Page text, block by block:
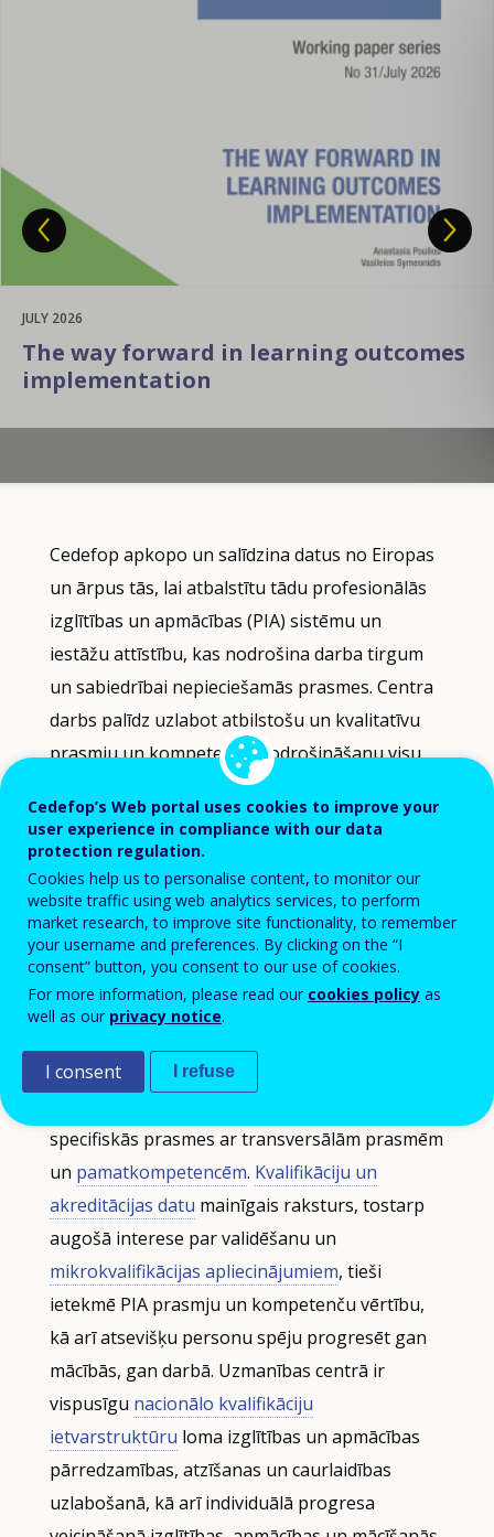
JULY 2026
Recognition and validation of foreign
VET qualifications in Europe
Filter-
visualisation.
Data
refreshed
selections
are
Cedefop apkopo un salīdzina datus no Eiropas
un ārpus tās, lai atbalstītu tādu profesionālās
izglītības un apmācības (PIA) sistēmu un
iestāžu attīstību, kas nodrošina darba tirgum
un sabiedrībai nepieciešamās prasmes. Centra
darbs palīdz uzlabot atbilstošu un kvalitatīvu
prasmju un kompetenču nodrošināšanu visu
vecumu izglītojamajiem dažādos karjeras un
dzīves posmos. Šā darba progresu ilustrē
vairāki tematiskie darba virzieni.
Mūsu darbs piePIA nākotnesEiropā ļauj labāk
izprast vispārējās problēmas, ar kādām
saskaras Eiropas PIA, un to atšķirības dažādās
valstīs. Gan PIA iestāžu un struktūru izmaiņu
vairāk tiek orientēts uz PIA satura izmaiņām,
specifiskās prasmes ar transversālām prasmēm
un pamatkompetencēm. Kvalifikāciju un
akreditācijas datu mainīgais raksturs, tostarp
augošā interese par validēšanu un
mikrokvalifikācijas apliecinājumiem, tieši
ietekmē PIA prasmju un kompetenču vērtību,
kā arī atsevišķu personu spēju progresēt gan
mācībās, gan darbā. Uzmanības centrā ir
vispusīgu nacionālo kvalifikāciju
ietvarstruktūru loma izglītības un apmācības
pārredzamības, atzīšanas un caurlaidības
uzlabošanā, kā arī individuālā progresa
Cedefop’s Web portal uses cookies to improve your
user experience in compliance with our data
protection regulation.
Cookies help us to personalise content, to monitor our
website traffic using web analytics services, to perform
market research, to improve site functionality, to remember
your username and preferences. By clicking on the “I
consent” button, you consent to our use of cookies.
For more information, please read our cookies policy as
well as our privacy notice.
I consent I refuse